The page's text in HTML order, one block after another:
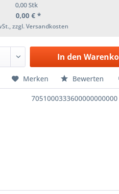
0,00Stk
0,00 € *
zzgl. Versandkosten
In den
Merken Bewerten
7051000333600000000000